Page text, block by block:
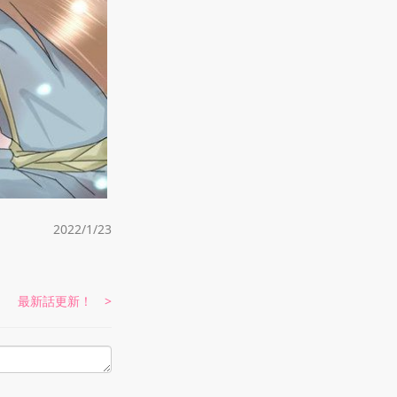
2022/1/23
最新話更新！ >